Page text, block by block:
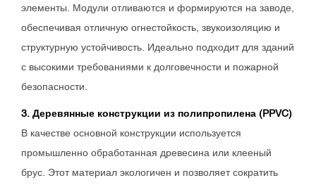
элементы. Модули отливаются и формируются на заводе,
обеспечивая отличную огнестойкость, звукоизоляцию и
структурную устойчивость. Идеально подходит для зданий
с высокими требованиями к долговечности и пожарной
безопасности.
3. Деревянные конструкции из полипропилена (PPVC)
В качестве основной конструкции используется
промышленно обработанная древесина или клееный
брус. Этот материал экологичен и позволяет сократить